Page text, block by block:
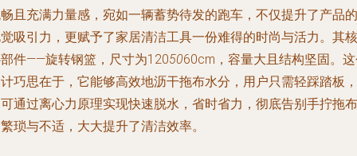
且充满力量感，宛如一辆蓄势待发的跑车，不仅提升了产品的
吸引力，更赋予了家居清洁工具一份难得的时尚与活力。其核
件——旋转钢篮，尺寸为1205060cm，容量大且结构坚固。
巧思在于，它能够高效地沥干拖布水分，用户只需轻踩踏板，
通过离心力原理实现快速脱水，省时省力，彻底告别手拧拖布
琐与不适，大大提升了清洁效率。